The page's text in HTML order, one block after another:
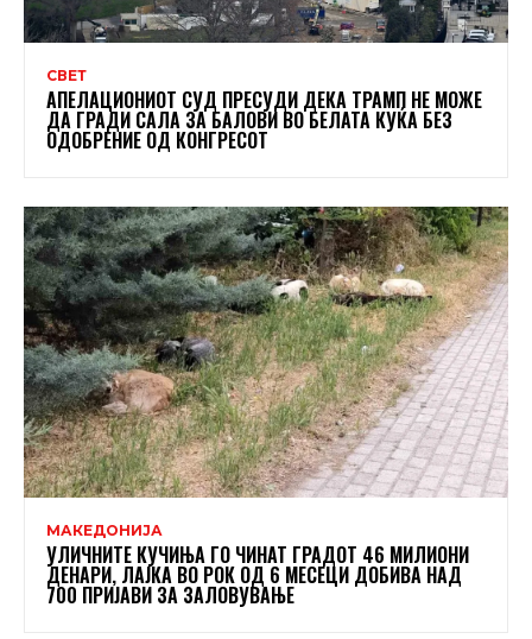
СВЕТ
АПЕЛАЦИОНИОТ СУД ПРЕСУДИ ДЕКА ТРАМП НЕ МОЖЕ
ДА ГРАДИ САЛА ЗА БАЛОВИ ВО БЕЛАТА КУЌА БЕЗ
ОДОБРЕНИЕ ОД КОНГРЕСОТ
МАКЕДОНИЈА
УЛИЧНИТЕ КУЧИЊА ГО ЧИНАТ ГРАДОТ 46 МИЛИОНИ
ДЕНАРИ, ЛАЈКА ВО РОК ОД 6 МЕСЕЦИ ДОБИВА НАД
700 ПРИЈАВИ ЗА ЗАЛОВУВАЊЕ